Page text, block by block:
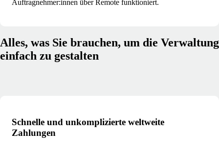
Auftragnehmer:innen über Remote funktioniert.
Alles, was Sie brauchen, um die Verwaltung
einfach zu gestalten
Schnelle und unkomplizierte weltweite
Zahlungen